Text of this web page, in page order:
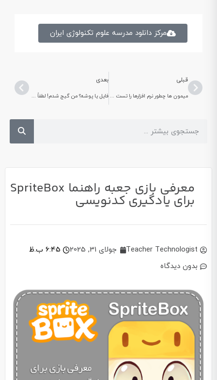
مرکز دانلود مدرسه علوم تکنولوژی ایران
قبلی
میمون ها چطور نرم افزارها را تست می کنند؟(آزمایش میمونی)
بعدی
فایل یا پوشه؟ من گیج شدم! لطفاً کمکم کن مربی.
معرفی بازی جعبه راهنما SpriteBox
برای یادگیری کدنویسی
Teacher Technologist جولای 31, 2025
6:45 ب.ظ
بدون دیدگاه